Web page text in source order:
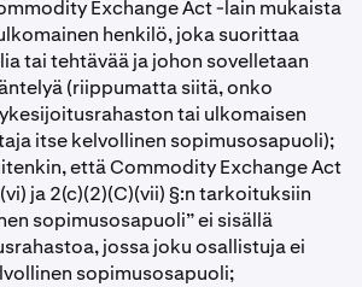
Exchange Act -lain mukaista
henkilö, joka suorittaa
tai tehtävää ja johon sovelletaan
(riippumatta siitä, onko
tai ulkomaisen
itse kelvollinen sopimusosapuoli);
että Commodity Exchange Act
ja 2(c)(2)(C)(vii) §:n tarkoituksiin
sopimusosapuoli” ei sisällä
jossa joku osallistuja ei
sopimusosapuoli;